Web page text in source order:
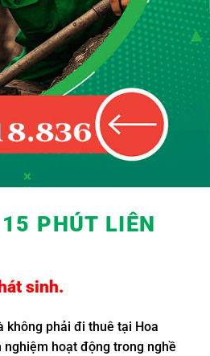
PHÚT LIÊN
sinh.
không phải đi thuê tại Hoa
nghiệm hoạt động trong nghề